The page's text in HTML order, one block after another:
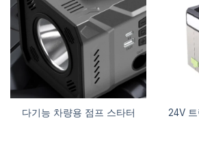
다기능 차량용 점프 스타터
24V